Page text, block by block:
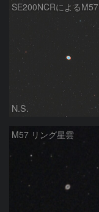
SE200NCRによるM57
N.S.
M57 リング星雲